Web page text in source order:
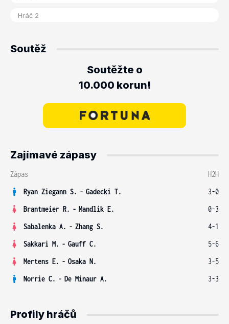
Soutěž
Soutěžte o
10.000 korun!
Zajímavé zápasy
Zápas
H2H
Ryan Ziegann S. - Gadecki T.
3-0
Brantmeier R. - Mandlik E.
0-3
Sabalenka A. - Zhang S.
4-1
Sakkari M. - Gauff C.
5-6
Mertens E. - Osaka N.
3-5
Norrie C. - De Minaur A. 3-3
Profily hráčů